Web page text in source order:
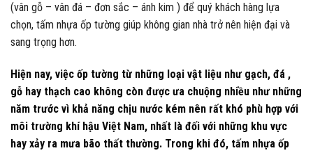
(vân gỗ – vân đá – đơn sắc – ánh kim ) để quý khách hàng lựa
chọn, tấm nhựa ốp tường giúp không gian nhà trở nên hiện đại và
sang trọng hơn.
Hiện nay, việc ốp tường từ những loại vật liệu như gạch, đá ,
gỗ hay thạch cao không còn được ưa chuộng nhiều như những
năm trước vì khả năng chịu nước kém nên rất khó phù hợp với
môi trường khí hậu Việt Nam, nhất là đối với những khu vực
hay xảy ra mưa bão thất thường. Trong khi đó, tấm nhựa ốp